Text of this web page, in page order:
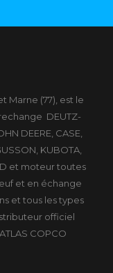
Marne (77), est le
DEUTZ-
DEERE, CASE,
KUBOTA,
et moteur toutes
et en échange
et tous les types
officiel
COPCO